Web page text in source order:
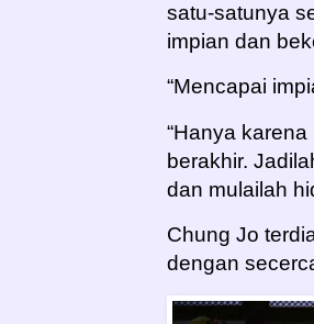
satu-satunya
impian dan
“Mencapai
“Hanya
berakhir.
dan mulailah
Chung Jo
dengan